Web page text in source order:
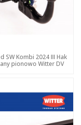
SW Kombi 2024 III Hak
pionowo Witter DV